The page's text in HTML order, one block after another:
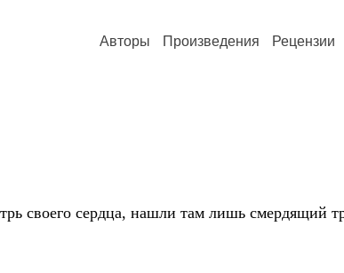
Авторы Произведения Рецензии
своего сердца, нашли там лишь смердящий